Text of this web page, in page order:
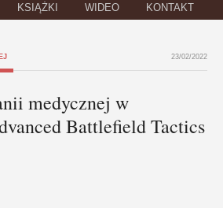
KSIĄŻKI WIDEO KONTAKT
23/02/2022
medycznej w
Battlefield Tactics